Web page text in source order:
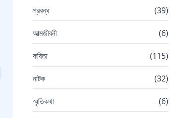
প্রবন্ধ (39)
আত্মজীবনী (6)
কবিতা (115)
নাটক (32)
স্মৃতিকথা (6)